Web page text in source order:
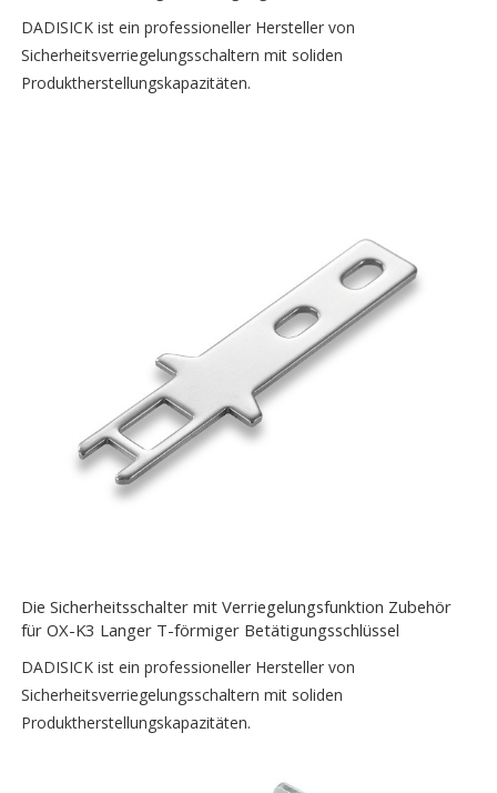
DADISICK ist ein professioneller Hersteller von
Sicherheitsverriegelungsschaltern mit soliden
Produktherstellungskapazitäten.
Die Sicherheitsschalter mit Verriegelungsfunktion Zubehör
für OX-K3 Langer T-förmiger Betätigungsschlüssel
DADISICK ist ein professioneller Hersteller von
Sicherheitsverriegelungsschaltern mit soliden
Produktherstellungskapazitäten.